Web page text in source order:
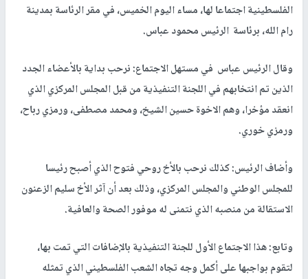
الفلسطينية اجتماعا لها، مساء اليوم الخميس، في مقر الرئاسة بمدينة
رام الله، برئاسة الرئيس محمود عباس.
وقال الرئيس عباس في مستهل الاجتماع: نرحب بداية بالأعضاء الجدد
الذين تم انتخابهم في اللجنة التنفيذية من قبل المجلس المركزي الذي
انعقد مؤخرا، وهم الاخوة حسين الشيخ، ومحمد مصطفى، ورمزي رباح،
ورمزي خوري.
وأضاف الرئيس: كذلك نرحب بالأخ روحي فتوح الذي أصبح رئيسا
للمجلس الوطني والمجلس المركزي، وذلك بعد أن آثر الأخ سليم الزعنون
الاستقالة من منصبه الذي نتمنى له موفور الصحة والعافية.
وتابع: هذا الاجتماع الأول للجنة التنفيذية بالإضافات التي تمت بها،
لتقوم بواجبها على أكمل وجه تجاه الشعب الفلسطيني الذي تمثله